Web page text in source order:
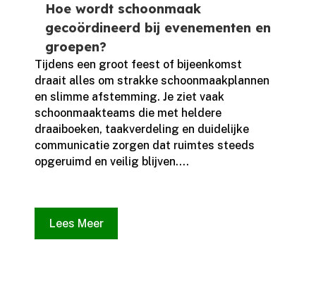
Hoe wordt schoonmaak
gecoördineerd bij evenementen en
groepen?
Tijdens een groot feest of bijeenkomst
draait alles om strakke schoonmaakplannen
en slimme afstemming.​ Je ziet vaak
schoonmaakteams die met heldere
draaiboeken, taakverdeling en duidelijke
communicatie zorgen dat ruimtes steeds
opgeruimd en veilig blijven.​...
Lees Meer